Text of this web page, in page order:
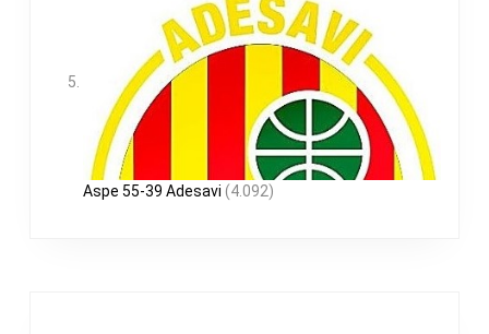
Aspe 55-39 Adesavi (4.092)